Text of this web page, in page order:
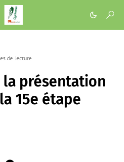
de lecture
la présentation
15e étape